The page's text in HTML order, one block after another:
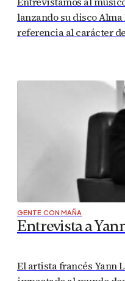
lanzando su disco
referencia al carácter
GENTE CON MAÑA
Entrevista a
El artista francés Yann